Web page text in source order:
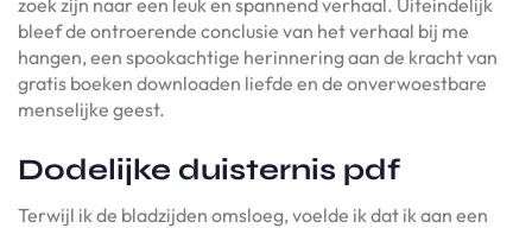
bleef de ontroerende conclusie van het verhaal bij me
hangen, een spookachtige herinnering aan de kracht van
gratis boeken downloaden liefde en de onverwoestbare
menselijke geest.
Dodelijke duisternis pdf
Terwijl ik de bladzijden omsloeg, voelde ik dat ik aan een